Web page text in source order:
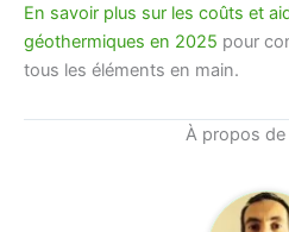
En savoir plus sur les coûts et
géothermiques en 2025 pour
tous les éléments en main.
À propos de